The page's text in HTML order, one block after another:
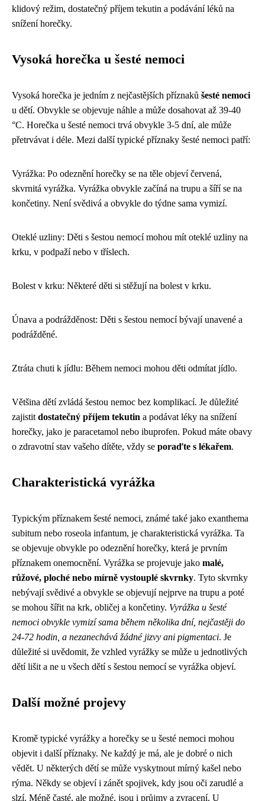
klidový režim, dostatečný příjem tekutin a podávání léků na
snížení horečky.
Vysoká horečka u šesté nemoci
Vysoká horečka je jedním z nejčastějších příznaků šesté nemoci
u dětí. Obvykle se objevuje náhle a může dosahovat až 39-40
°C. Horečka u šesté nemoci trvá obvykle 3-5 dní, ale může
přetrvávat i déle. Mezi další typické příznaky šesté nemoci patří:
Vyrážka: Po odeznění horečky se na těle objeví červená,
skvrnitá vyrážka. Vyrážka obvykle začíná na trupu a šíří se na
končetiny. Není svědivá a obvykle do týdne sama vymizí.
Oteklé uzliny: Děti s šestou nemocí mohou mít oteklé uzliny na
krku, v podpaží nebo v tříslech.
Bolest v krku: Některé děti si stěžují na bolest v krku.
Únava a podrážděnost: Děti s šestou nemocí bývají unavené a
podrážděné.
Ztráta chuti k jídlu: Během nemoci mohou děti odmítat jídlo.
Většina dětí zvládá šestou nemoc bez komplikací. Je důležité
zajistit dostatečný příjem tekutin a podávat léky na snížení
horečky, jako je paracetamol nebo ibuprofen. Pokud máte obavy
o zdravotní stav vašeho dítěte, vždy se poraďte s lékařem.
Charakteristická vyrážka
Typickým příznakem šesté nemoci, známé také jako exanthema
subitum nebo roseola infantum, je charakteristická vyrážka. Ta
se objevuje obvykle po odeznění horečky, která je prvním
příznakem onemocnění. Vyrážka se projevuje jako malé,
růžové, ploché nebo mírně vystouplé skvrnky. Tyto skvrnky
nebývají svědivé a obvykle se objevují nejprve na trupu a poté
se mohou šířit na krk, obličej a končetiny. Vyrážka u šesté
nemoci obvykle vymizí sama během několika dní, nejčastěji do
24-72 hodin, a nezanechává žádné jizvy ani pigmentaci. Je
důležité si uvědomit, že vzhled vyrážky se může u jednotlivých
dětí lišit a ne u všech dětí s šestou nemocí se vyrážka objeví.
Další možné projevy
Kromě typické vyrážky a horečky se u šesté nemoci mohou
objevit i další příznaky. Ne každý je má, ale je dobré o nich
vědět. U některých dětí se může vyskytnout mírný kašel nebo
rýma. Někdy se objeví i zánět spojivek, kdy jsou oči zarudlé a
slzí. Méně časté, ale možné, jsou i průjmy a zvracení. U